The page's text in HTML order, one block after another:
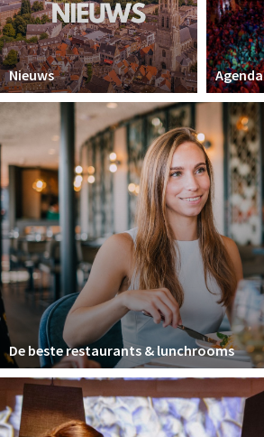
Nieuws, interviews & blogs
Eten
Drinken
Slapen
Recreatief
Winkels
Winkelgebieden
Parkeren
Bezienswaardigheden
Musea, theaters & podia
Uitjes & activiteiten
Toeristische routes
Natuurgebieden
Nieuws Agenda
De beste restaurants & lunchrooms